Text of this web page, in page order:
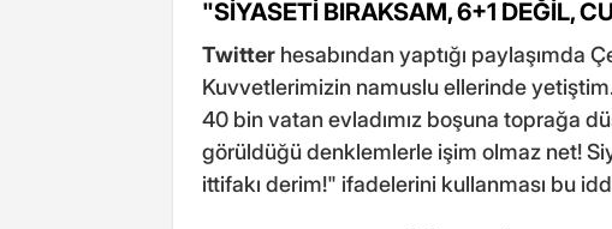
"SİYASETİ BIRAKSAM, 6+1 DEĞİL,
Twitter hesabından yaptığı paylaşımda
Kuvvetlerimizin namuslu ellerinde
40 bin vatan evladımız boşuna toprağa
görüldüğü denklemlerle işim olmaz net!
ittifakı derim!" ifadelerini kullanması bu